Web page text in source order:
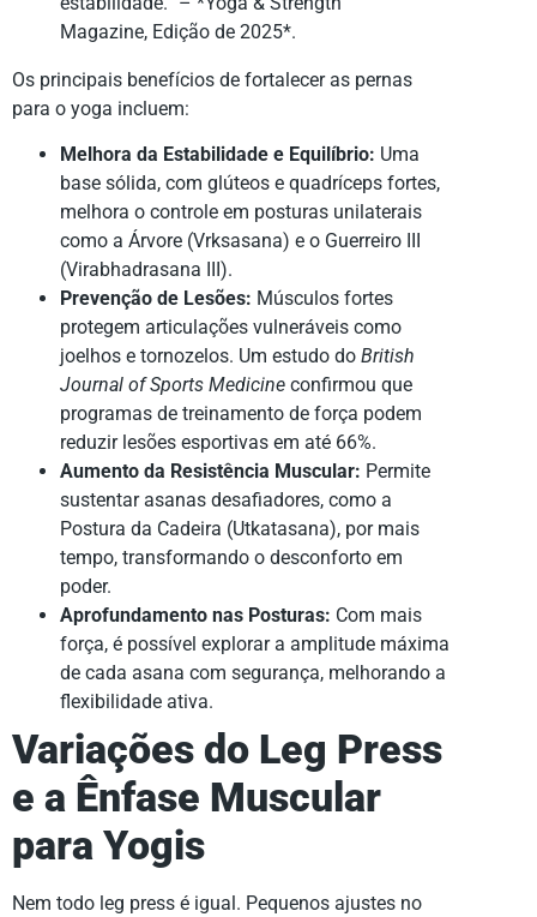
Magazine, Edição de 2025*.
Os principais benefícios de fortalecer as pernas
para o yoga incluem:
Melhora da Estabilidade e Equilíbrio: Uma
base sólida, com glúteos e quadríceps fortes,
melhora o controle em posturas unilaterais
como a Árvore (Vrksasana) e o Guerreiro III
(Virabhadrasana III).
Prevenção de Lesões: Músculos fortes
protegem articulações vulneráveis como
joelhos e tornozelos. Um estudo do British
Journal of Sports Medicine confirmou que
programas de treinamento de força podem
reduzir lesões esportivas em até 66%.
Aumento da Resistência Muscular: Permite
sustentar asanas desafiadores, como a
Postura da Cadeira (Utkatasana), por mais
tempo, transformando o desconforto em
poder.
Aprofundamento nas Posturas: Com mais
força, é possível explorar a amplitude máxima
de cada asana com segurança, melhorando a
flexibilidade ativa.
Variações do Leg Press
e a Ênfase Muscular
para Yogis
Nem todo leg press é igual. Pequenos ajustes no